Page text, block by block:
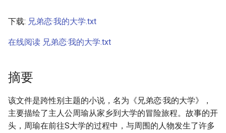
搜
索
下载: 兄弟恋·我的大学.txt
在线阅读 兄弟恋·我的大学.txt
摘要
该文件是跨性别主题的小说，名为《兄弟恋·我的大学》，
主要描绘了主人公周瑜从家乡到大学的冒险旅程。故事的开
头，周瑜在前往S大学的过程中，与周围的人物发生了许多